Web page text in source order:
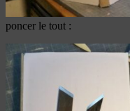
poncer le tout :